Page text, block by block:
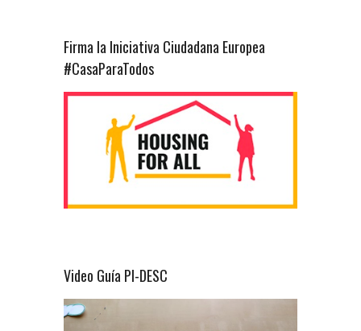
Firma la Iniciativa Ciudadana Europea
#CasaParaTodos
Video Guía PI-DESC